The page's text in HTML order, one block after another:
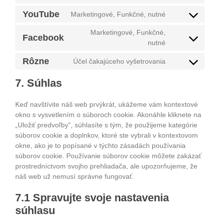
service
google-
YouTube Marketingové, Funkčné, nutné
Consent
youtube
Facebook
Marketingové, Funkčné,
nutné
Consent
facebook
Rôzne Účel čakajúceho vyšetrovania
Consent
7. Súhlas
Keď navštívite náš web prvýkrát, ukážeme vám kontextové
okno s vysvetlením o súboroch cookie. Akonáhle kliknete na
„Uložiť predvoľby“, súhlasíte s tým, že použijeme kategórie
súborov cookie a doplnkov, ktoré ste vybrali v kontextovom
okne, ako je to popísané v týchto zásadách používania
súborov cookie. Používanie súborov cookie môžete zakázať
prostredníctvom svojho prehliadača, ale upozorňujeme, že
náš web už nemusí správne fungovať.
7.1 Spravujte svoje nastavenia
súhlasu